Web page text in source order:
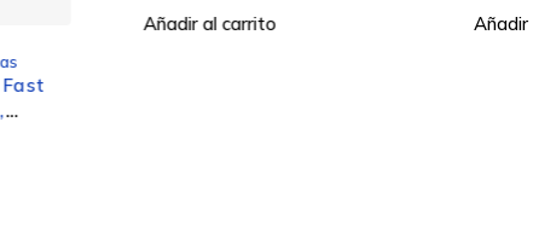
Añadir al carrito